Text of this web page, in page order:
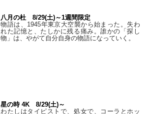
八月の杜 8/29(土)～1週間限定
物語は、1945年東京大空襲から始まった。失わ
れた記憶と、たしかに残る痛み。誰かの「探し
物」は、やがて自分自身の物語になっていく。
星の時 4K 8/29(土)～
わたしはタイピストで、処⼥で、コーラとホッ